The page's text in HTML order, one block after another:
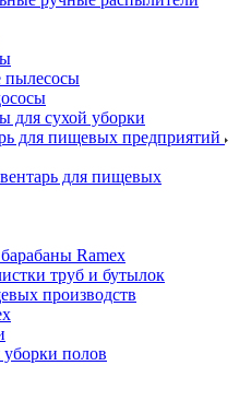
для сухой уборки
для пищевых предприятий
для пищевых
Ramex
труб и бутылок
производств
полов